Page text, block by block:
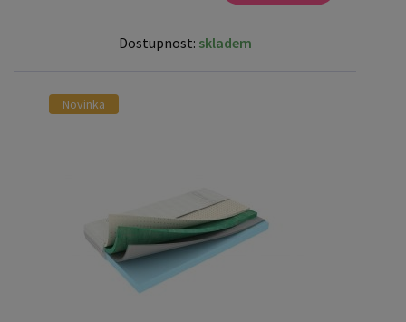
Dostupnost: skladem
Novinka